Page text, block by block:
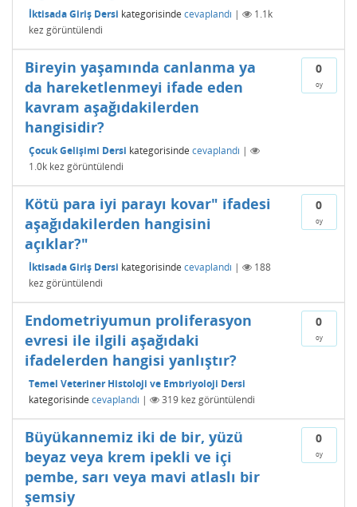
İktisada Giriş Dersi kategorisinde cevaplandı |
1.1k
kez görüntülendi
0
oy
Bireyin yaşamında canlanma ya
da hareketlenmeyi ifade eden
kavram aşağıdakilerden
hangisidir?
Çocuk Gelişimi Dersi kategorisinde cevaplandı |
1.0k kez görüntülendi
0
oy
Kötü para iyi parayı kovar" ifadesi
aşağıdakilerden hangisini
açıklar?"
İktisada Giriş Dersi kategorisinde cevaplandı |
188
kez görüntülendi
0
oy
Endometriyumun proliferasyon
evresi ile ilgili aşağıdaki
ifadelerden hangisi yanlıştır?
Temel Veteriner Histoloji ve Embriyoloji Dersi
kategorisinde cevaplandı | 319 kez görüntülendi
0
oy
Büyükannemiz iki de bir, yüzü
beyaz veya krem ipekli ve içi
pembe, sarı veya mavi atlaslı bir
şemsiy